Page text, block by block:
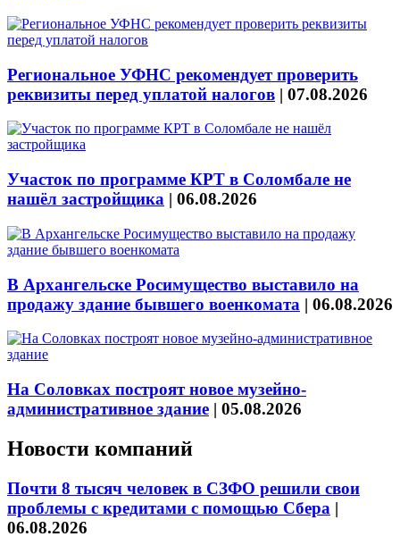
Региональное УФНС рекомендует проверить
реквизиты перед уплатой налогов | 07.08.2026
Участок по программе КРТ в Соломбале не
нашёл застройщика | 06.08.2026
В Архангельске Росимущество выставило на
продажу здание бывшего военкомата | 06.08.2026
На Соловках построят новое музейно-
административное здание | 05.08.2026
Новости компаний
Почти 8 тысяч человек в СЗФО решили свои
проблемы с кредитами с помощью Сбера |
06.08.2026